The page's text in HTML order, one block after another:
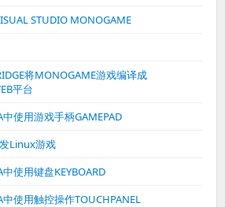
STUDIO MONOGAME
将MONOGAME游戏编译成
平台
使用游戏手柄GAMEPAD
Linux游戏
使用键盘KEYBOARD
使用触控操作TOUCHPANEL